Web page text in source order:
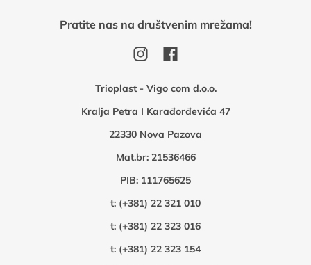
Trioplast - Vigo com d.o.o.
Kralja Petra I Karađorđevića 47
22330 Nova Pazova
Mat.br: 21536466
PIB: 111765625
t: (+381) 22 321 010
t: (+381) 22 323 016
t: (+381) 22 323 154
Pratite nas na društvenim mrežama!